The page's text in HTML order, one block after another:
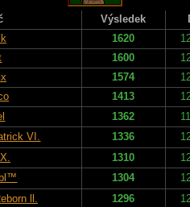
Výsledek
1620
1600
1574
1413
1362
VI. 1336
1310
1304
ll. 1296